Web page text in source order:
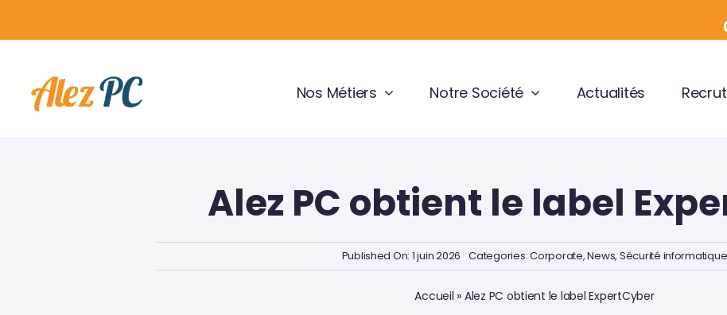
to
Nos Métiers Notre Société Actualités
Alez PC obtient le label
Published On: 1 juin 2026 Categories:Corporate,News, Sécurité informatique
Accueil » Alez PC obtient le label ExpertCyber